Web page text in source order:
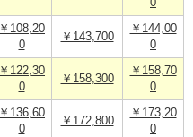
0
￥108,20
0
￥143,700
￥144,00
0
￥122,30
0
￥158,300
￥158,70
0
￥136,60
0
￥172,800
￥173,20
0